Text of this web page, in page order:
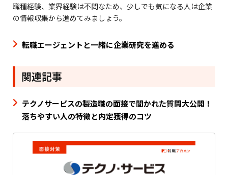
職種経験、業界経験は不問なため、少しでも気になる人は企業
の情報収集から進めてみましょう。
転職エージェントと一緒に企業研究を進める
関連記事
テクノサービスの製造職の面接で聞かれた質問大公開！
落ちやすい人の特徴と内定獲得のコツ